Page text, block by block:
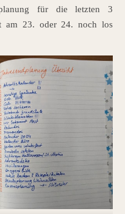
für die letzten 3
am 23. oder 24. noch los